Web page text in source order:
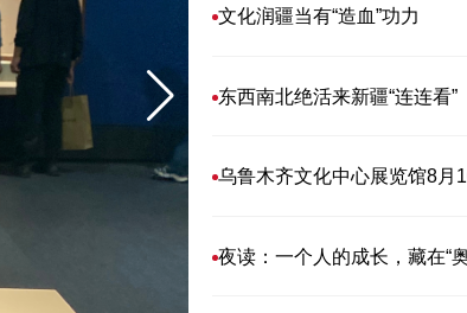
文化润疆当有“造血”功力
东西南北绝活来新疆“连连看”
乌鲁木齐文化中心展览馆8月
夜读：一个人的成长，藏在“